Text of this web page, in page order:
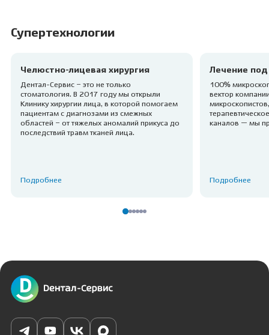
Супертехнологии
Челюстно-лицевая хирургия
Дентал-Сервис – это не только
стоматология. В 2017 году мы открыли
Клинику хирургии лица, в которой помогаем
пациентам с диагнозами из смежных
областей – от тяжелых аномалий прикуса до
последствий травм тканей лица.
Подробнее
Лечение
100%
вектор
каналов — мы
Подробнее